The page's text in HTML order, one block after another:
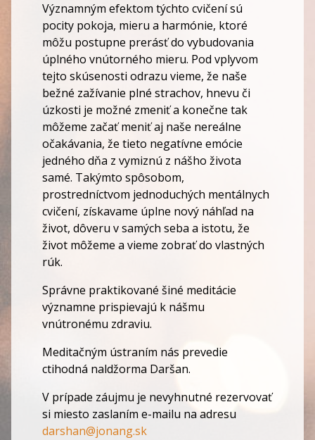
Významným efektom týchto cvičení sú
pocity pokoja, mieru a harmónie, ktoré
môžu postupne prerásť do vybudovania
úplného vnútorného mieru. Pod vplyvom
tejto skúsenosti odrazu vieme, že naše
bežné zažívanie plné strachov, hnevu či
úzkosti je možné zmeniť a konečne tak
môžeme začať meniť aj naše nereálne
očakávania, že tieto negatívne emócie
jedného dňa z vymiznú z nášho života
samé. Takýmto spôsobom,
prostredníctvom jednoduchých mentálnych
cvičení, získavame úplne nový náhľad na
život, dôveru v samých seba a istotu, že
život môžeme a vieme zobrať do vlastných
rúk.
Správne praktikované šiné meditácie
významne prispievajú k nášmu
vnútronému zdraviu.
Meditačným ústraním nás prevedie
ctihodná naldžorma Daršan.
V prípade záujmu je nevyhnutné rezervovať
si miesto zaslaním e-mailu na adresu
darshan@jonang.sk